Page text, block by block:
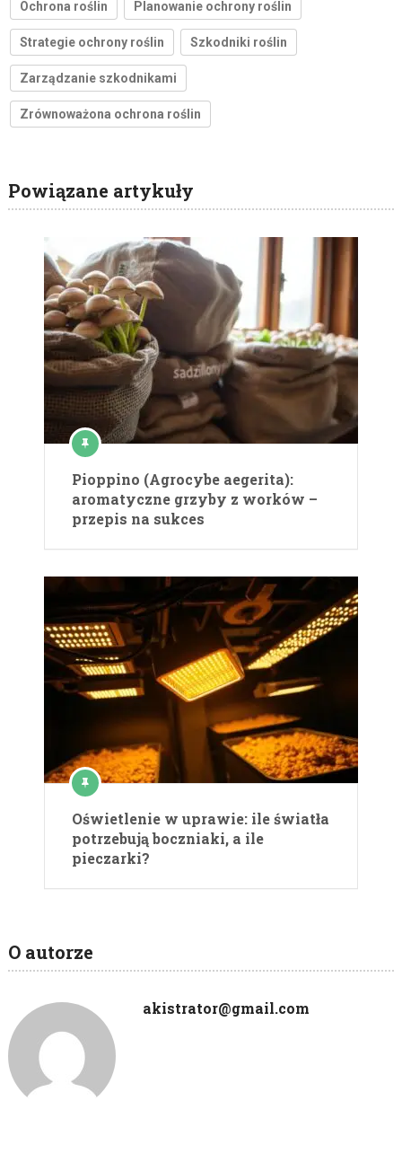
Ochrona roślin Planowanie ochrony roślin
Strategie ochrony roślin Szkodniki roślin
Zarządzanie szkodnikami
Zrównoważona ochrona roślin
Powiązane artykuły
Pioppino (Agrocybe aegerita):
aromatyczne grzyby z worków –
przepis na sukces
Oświetlenie w uprawie: ile światła
potrzebują boczniaki, a ile
pieczarki?
O autorze
akistrator@gmail.com